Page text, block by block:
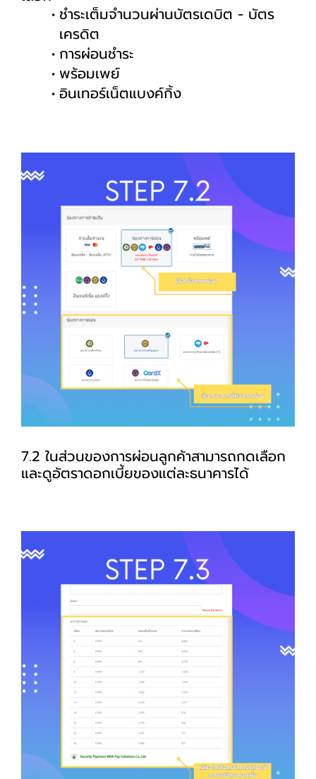
ชำระเต็มจำนวนผ่านบัตรเดบิต - บัตร
เครดิต
การผ่อนชำระ
พร้อมเพย์
อินเทอร์เน็ตแบงค์กิ้ง
7.2 ในส่วนของการผ่อนลูกค้าสามารถกดเลือก
และดูอัตราดอกเบี้ยของแต่ละธนาคารได้